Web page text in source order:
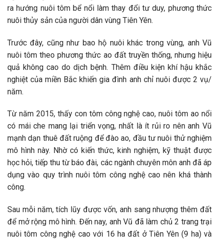
ra hướng nuôi tôm bể nổi làm thay đổi tư duy, phương thức
nuôi thủy sản của người dân vùng Tiên Yên.
Trước đây, cũng như bao hộ nuôi khác trong vùng, anh Vũ
nuôi tôm theo phương thức ao đất truyền thống, nhưng hiệu
quả không cao do dịch bệnh. Thêm điều kiện khí hậu khắc
nghiệt của miền Bắc khiến gia đình anh chỉ nuôi được 2 vụ/
năm.
Từ năm 2015, thấy con tôm công nghệ cao, nuôi tôm ao nổi
có mái che mang lại triển vọng, nhất là ít rủi ro nên anh Vũ
mạnh dạn thuê đất ruộng để đào ao, đầu tư nuôi thử nghiệm
mô hình này. Nhờ có kiến thức, kinh nghiệm, kỹ thuật được
học hỏi, tiếp thu từ báo đài, các ngành chuyên môn anh đã áp
dụng vào quy trình nuôi tôm công nghệ cao nên khá thành
công.
Sau mỗi năm, tích lũy được vốn, anh sang nhượng thêm đất
để mở rộng mô hình. Đến nay, anh Vũ đã làm chủ 2 trang trại
nuôi tôm công nghệ cao với 16 ha đất ở Tiên Yên (9 ha) và